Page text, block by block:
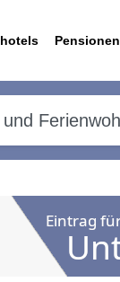
Pensionen